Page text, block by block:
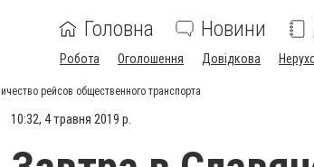
Головна Новини
Робота Оголошення Довідкова
рейсов общественного транспорта
10:32, 4 травня 2019 р.